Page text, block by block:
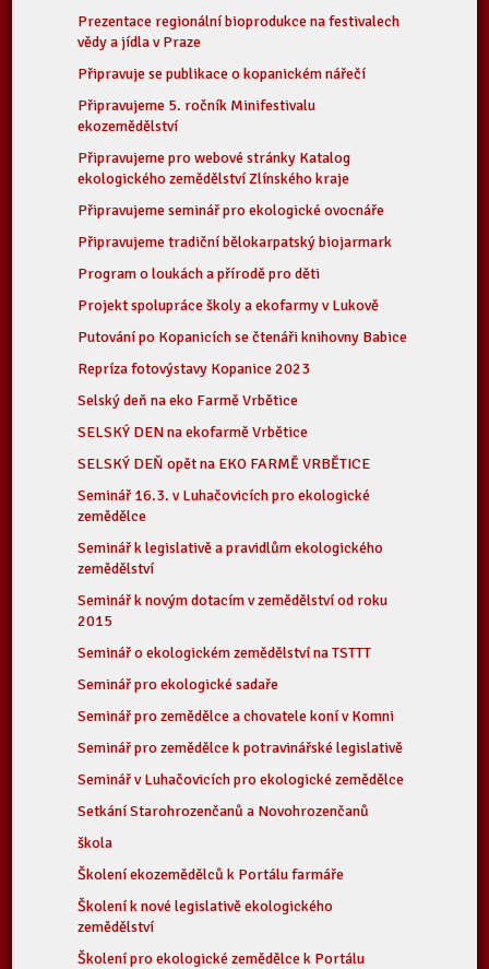
Prezentace regionální bioprodukce na festivalech
vědy a jídla v Praze
Připravuje se publikace o kopanickém nářečí
Připravujeme 5. ročník Minifestivalu
ekozemědělství
Připravujeme pro webové stránky Katalog
ekologického zemědělství Zlínského kraje
Připravujeme seminář pro ekologické ovocnáře
Připravujeme tradiční bělokarpatský biojarmark
Program o loukách a přírodě pro děti
Projekt spolupráce školy a ekofarmy v Lukově
Putování po Kopanicích se čtenáři knihovny Babice
Repríza fotovýstavy Kopanice 2023
Selský deň na eko Farmě Vrbětice
SELSKÝ DEN na ekofarmě Vrbětice
SELSKÝ DEŇ opět na EKO FARMĚ VRBĚTICE
Seminář 16.3. v Luhačovicích pro ekologické
zemědělce
Seminář k legislativě a pravidlům ekologického
zemědělství
Seminář k novým dotacím v zemědělství od roku
2015
Seminář o ekologickém zemědělství na TSTTT
Seminář pro ekologické sadaře
Seminář pro zemědělce a chovatele koní v Komni
Seminář pro zemědělce k potravinářské legislativě
Seminář v Luhačovicích pro ekologické zemědělce
Setkání Starohrozenčanů a Novohrozenčanů
škola
Školení ekozemědělců k Portálu farmáře
Školení k nové legislativě ekologického
zemědělství
Školení pro ekologické zemědělce k Portálu